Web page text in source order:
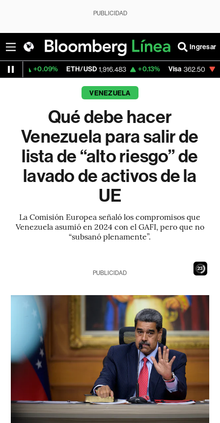
PUBLICIDAD
Ingresar
ETH/USD 1,916.483 +0.13% Visa 362.50 -2.15%
VENEZUELA
Qué debe hacer
Venezuela para salir de
lista de “alto riesgo” de
lavado de activos de la
UE
La Comisión Europea señaló los compromisos que
Venezuela asumió en 2024 con el GAFI, pero que no
“subsanó plenamente”.
21
PUBLICIDAD